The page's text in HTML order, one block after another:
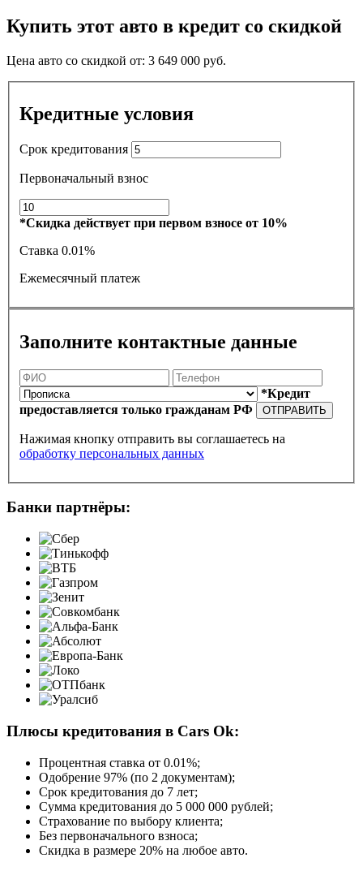
Купить этот авто в кредит со скидкой
Цена авто со скидкой от: 3 649 000 руб.
Кредитные условия
Срок кредитования
Первоначальный взнос
*Скидка действует при первом взносе от 10%
Ставка 0.01%
Ежемесячный платеж
Заполните контактные данные
*Кредит
предоставляется только гражданам РФ
ОТПРАВИТЬ
Нажимая кнопку отправить вы соглашаетесь на
обработку персональных данных
Банки партнёры:
Плюсы кредитования в Cars Ok:
Процентная ставка от 0.01%;
Одобрение 97% (по 2 документам);
Срок кредитования до 7 лет;
Сумма кредитования до 5 000 000 рублей;
Страхование по выбору клиента;
Без первоначального взноса;
Скидка в размере 20% на любое авто.